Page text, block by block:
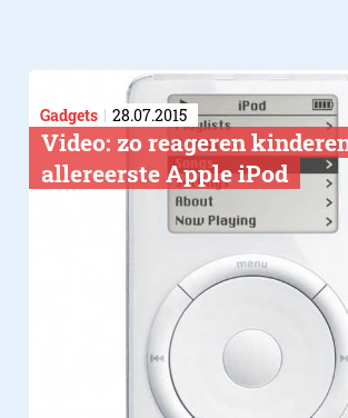
Gadgets 28.07.2015
Video: zo reageren
allereerste Apple iPod